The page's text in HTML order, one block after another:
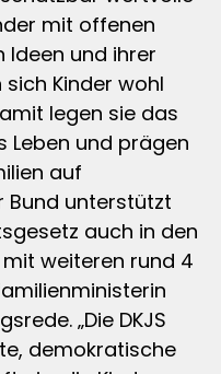
mit offenen
Ideen und ihrer
Kinder wohl
legen sie das
Leben und prägen
auf
Bund unterstützt
auch in den
weiteren rund 4
„Die DKJS
demokratische